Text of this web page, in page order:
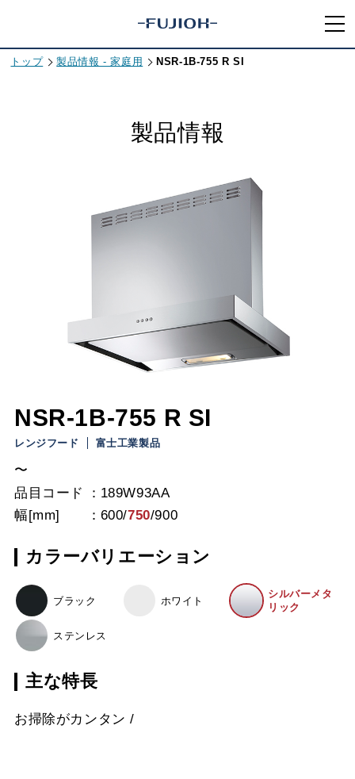
トップ 製品情報 - 家庭用 NSR-1B-755 R SI
製品情報
NSR-1B-755 R SI
レンジフード 富士工業製品
〜
品目コード
189W93AA
幅[mm]
600/750/900
カラーバリエーション
ブラック ホワイト
シルバーメタ
リック
ステンレス
主な特長
お掃除がカンタン